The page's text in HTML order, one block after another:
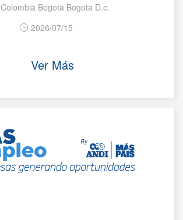
Colombia Bogota Bogota D.c.
2026/07/15
Ver Más